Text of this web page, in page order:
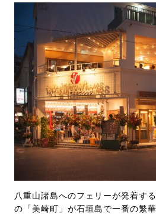
八重山諸島へのフェリーが発着す
の「美崎町」が石垣島で一番の繁